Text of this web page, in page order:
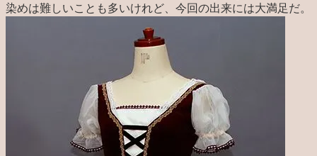
染めは難しいことも多いけれど、今回の出来には大満足だ。